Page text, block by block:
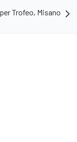
Trofeo, Misano